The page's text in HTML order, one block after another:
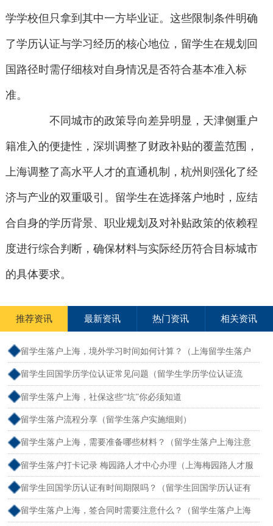
学学校但只拿到其中一方毕业证。这些限制条件明确
了学历认证与学习经历的核心地位，留学生在规划回
国路径时需仔细核对自身情况是否符合基本准入标
准。
不同城市的政策导向差异明显，天津侧重户
籍准入的便捷性，深圳调整了财政补贴的覆盖范围，
上海调整了高水平人才的直通机制，杭州则强化了经
济与产业的双重吸引。留学生在选择落户地时，应结
合自身的学历背景、职业规划及对补贴政策的依赖程
度进行综合判断，确保材料与实际经历符合目标城市
的具体要求。
推荐资讯 最新资讯 热门资讯 相关资讯
留学生落户上海，境外学习时间如何计算？（上海留学生落户
境外留学满一年）
留学生回国学历学位认证常见问题（留学生学历学位认证流
程）
留学生落户上海，社保这些“坑”你必须知道
留学生落户流程分享（留学生落户实施细则）
留学生落户上海，需要准备哪些材料？（留学生落户上海注意
事项）
留学生落户打卡记录 梅园路人才中心办理（上海梅园路人才服
务中心电话）
留学生回国学历认证有时间期限吗？（留学生回国学历认证有
时间限制吗）
留学生落户上海，签合同时需要注意什么？（留学生落户上海